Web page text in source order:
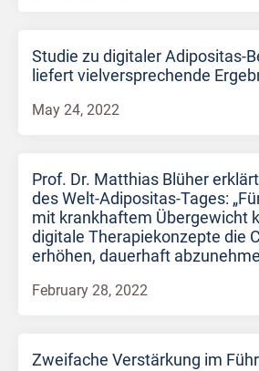
Studie zu digitaler Adipositas-
liefert vielversprechende
May 24, 2022
Prof. Dr. Matthias Blüher
des Welt-Adipositas-Tages:
mit krankhaftem Übergewicht
digitale Therapiekonzepte die
erhöhen, dauerhaft
February 28, 2022
Zweifache Verstärkung im